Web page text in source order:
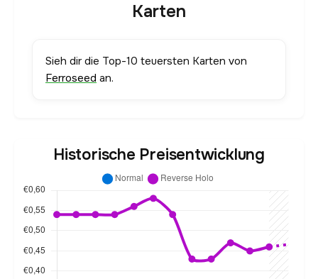
Karten
Sieh dir die Top-10 teuersten Karten von
Ferroseed an.
Historische Preisentwicklung